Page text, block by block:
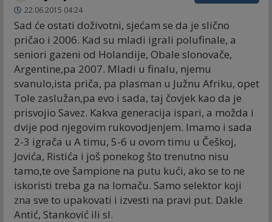
22.06.2015 04:24
Sad će ostati doživotni, sjećam se da je slično
pričao i 2006. Kad su mladi igrali polufinale, a
seniori gazeni od Holandije, Obale slonovače,
Argentine,pa 2007. Mladi u finalu, njemu
svanulo,ista priča, pa plasman u Južnu Afriku, opet
Tole zaslužan,pa evo i sada, taj čovjek kao da je
prisvojio Savez. Kakva generacija ispari, a možda i
dvije pod njegovim rukovodjenjem. Imamo i sada
2-3 igrača u A timu, 5-6 u ovom timu u Češkoj,
Jovića, Ristića i još ponekog što trenutno nisu
tamo,te ove šampione na putu kući, ako se to ne
iskoristi treba ga na lomaču. Samo selektor koji
zna sve to upakovati i izvesti na pravi put. Dakle
Antić, Stanković ili sl.